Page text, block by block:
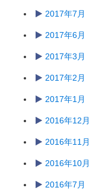
2017年7月
2017年6月
2017年3月
2017年2月
2017年1月
2016年12月
2016年11月
2016年10月
2016年7月